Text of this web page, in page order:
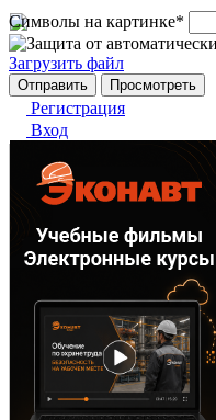
Символы на картинке*
Загрузить файл
Регистрация
Вход